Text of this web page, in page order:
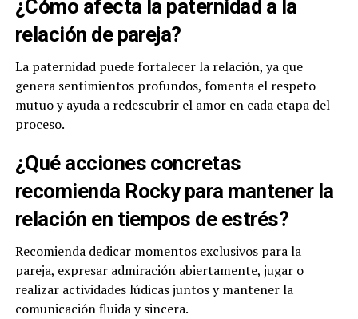
¿Cómo afecta la paternidad a la
relación de pareja?
La paternidad puede fortalecer la relación, ya que
genera sentimientos profundos, fomenta el respeto
mutuo y ayuda a redescubrir el amor en cada etapa del
proceso.
¿Qué acciones concretas
recomienda Rocky para mantener la
relación en tiempos de estrés?
Recomienda dedicar momentos exclusivos para la
pareja, expresar admiración abiertamente, jugar o
realizar actividades lúdicas juntos y mantener la
comunicación fluida y sincera.